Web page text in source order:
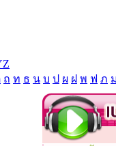
Z
ถ ท ธ น บ ป ผ ฝ พ ฟ ภ